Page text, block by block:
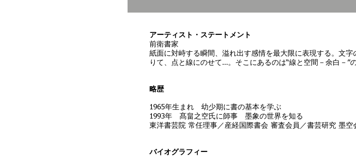
アーティスト・ステートメント
前衛書家
紙面に対峙する瞬間、溢れ出す感情を最大限に表現する。文字
りて、点と線にのせて…。そこにあるのは“線と空間－余白－”の
略歴
1965年生まれ 幼少期に書の基本を学ぶ
1993年 髙畠之空氏に師事 墨象の世界を知る
東洋書芸院 常任理事／産経国際書会 審査会員／書芸研究 墨空
バイオグラフィー